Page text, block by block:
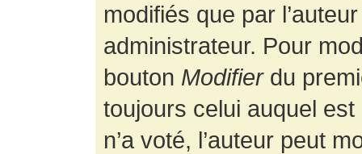
modifiés que par
administrateur. Pour
bouton Modifierdu
toujours celui auquel
n’a voté, l’auteur peut